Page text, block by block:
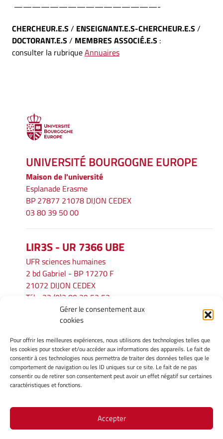
Gérer le consentement aux
cookies
Pour offrir les meilleures expériences, nous utilisons des technologies telles que
les cookies pour stocker et/ou accéder aux informations des appareils. Le fait de
consentir à ces technologies nous permettra de traiter des données telles que le
comportement de navigation ou les ID uniques sur ce site. Le fait de ne pas
consentir ou de retirer son consentement peut avoir un effet négatif sur certaines
caractéristiques et fonctions.
Accepter
————————————————-
CHERCHEUR.E.S / ENSEIGNANT.E.S-CHERCHEUR.E.S /
DOCTORANT.E.S / MEMBRES ASSOCIÉ.E.S :
consulter la rubriqueAnnuaires
UNIVERSITÉ BOURGOGNE EUROPE
Maison de l'université
Esplanade Erasme
BP 27877 21078 DIJON CEDEX
03 80 39 50 00
LIR3S - UR 7366 UBE
UFR sciences humaines
2 bd Gabriel - BP 17270 F
21072 DIJON CEDEX
Tél. : 33 (0)3 80 39 53 52
lir3s@u-bourgogne.fr
INFORMATIONS LÉGALES
Mentions légales
Gérer mes cookies
Politique de cookies
Avertissement
Site Officiel - LIR3S @ 2026